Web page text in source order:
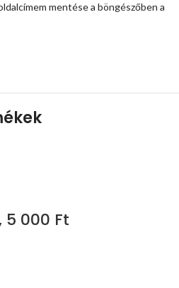
mentése a böngészőben a
000 Ft